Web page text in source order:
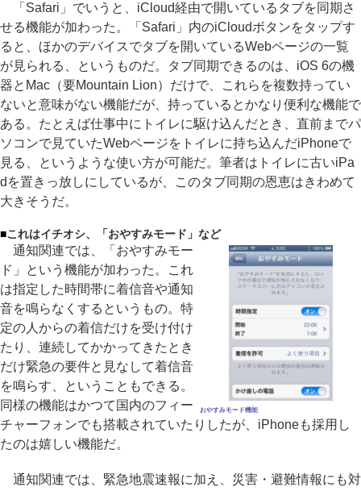
「Safari」でいうと、iCloud経由で開いているタブを同期さ
せる機能が加わった。「Safari」内のiCloudボタンをタップす
ると、ほかのデバイスでタブを開いているWebページの一覧
が見られる、というものだ。タブ同期できるのは、iOS 6の機
器とMac（要Mountain Lion）だけで、これらを複数持ってい
ないと意味がない機能だが、持っているとかなり便利な機能で
ある。たとえば仕事中にトイレに駆け込んだとき、直前までパ
ソコンで見ていたWebページをトイレに持ち込んだiPhoneで
見る、というような使い方が可能だ。筆者はトイレに古いiPa
dを置きっ放しにしているが、このタブ同期の恩恵はきわめて
大きそうだ。
■これはイチオシ、「おやすみモード」など
おやすみモード機能
通知関連では、「おやすみモー
ド」という機能が加わった。これ
は指定した時間帯に着信音や通知
音を鳴らなくするというもの。特
定の人からの着信だけを受け付け
たり、連続してかかってきたとき
だけ緊急の要件と見なして着信音
を鳴らす、ということもできる。
同様の機能はかつて国内のフィー
チャーフォンでも搭載されていたりしたが、iPhoneも採用し
たのは嬉しい機能だ。
通知関連では、緊急地震速報に加え、災害・避難情報にも対